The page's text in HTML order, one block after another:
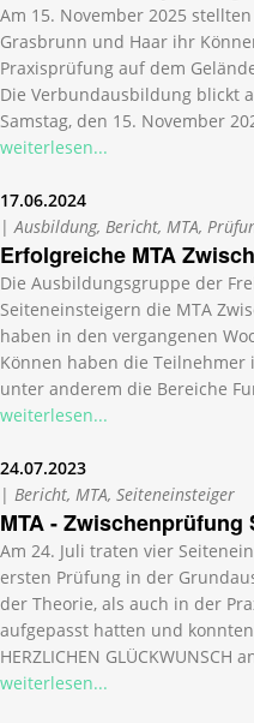
Am 15. November 2025
Grasbrunn und Haar ihr
Praxisprüfung auf dem
Die Verbundausbildung blickt
Samstag, den 15. November
weiterlesen...
17.06.2024
|Ausbildung, Bericht, MTA,
Erfolgreiche MTA
Die Ausbildungsgruppe der
Seiteneinsteigern die MTA
haben in den vergangenen
Können haben die
unter anderem die Bereiche
weiterlesen...
24.07.2023
| Bericht, MTA, Seiteneinsteiger
MTA -
Am 24. Juli traten vier
ersten Prüfung in der
der Theorie, als auch in der
aufgepasst hatten und
HERZLICHEN GLÜCKWUNSCH
weiterlesen...